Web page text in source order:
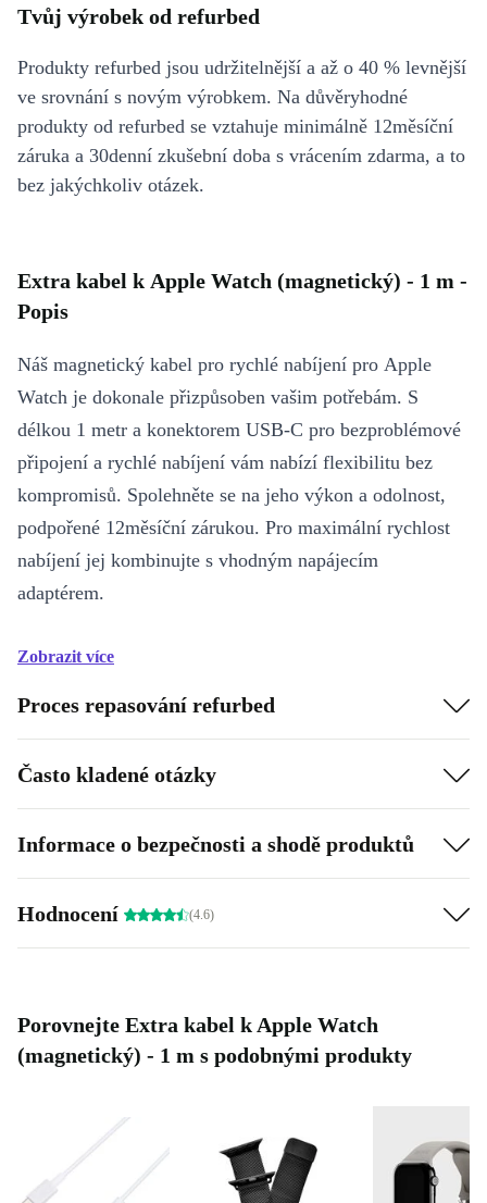
Tvůj výrobek od refurbed
Produkty refurbed jsou udržitelnější a až o 40 % levnější
ve srovnání s novým výrobkem. Na důvěryhodné
produkty od refurbed se vztahuje minimálně 12měsíční
záruka a 30denní zkušební doba s vrácením zdarma, a to
bez jakýchkoliv otázek.
Extra kabel k Apple Watch (magnetický) - 1 m -
Popis
Náš magnetický kabel pro rychlé nabíjení pro Apple
Watch je dokonale přizpůsoben vašim potřebám. S
délkou 1 metr a konektorem USB‑C pro bezproblémové
připojení a rychlé nabíjení vám nabízí flexibilitu bez
kompromisů. Spolehněte se na jeho výkon a odolnost,
podpořené 12měsíční zárukou. Pro maximální rychlost
nabíjení jej kombinujte s vhodným napájecím
adaptérem.
Zobrazit více
Proces repasování refurbed
Často kladené otázky
Informace o bezpečnosti a shodě produktů
Hodnocení (4.6)
Porovnejte Extra kabel k Apple Watch
(magnetický) - 1 m s podobnými produkty